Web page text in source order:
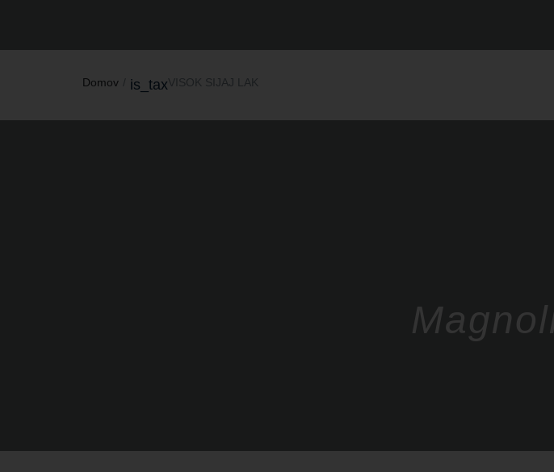
Domov is_taxVISOK SIJAJ LAK